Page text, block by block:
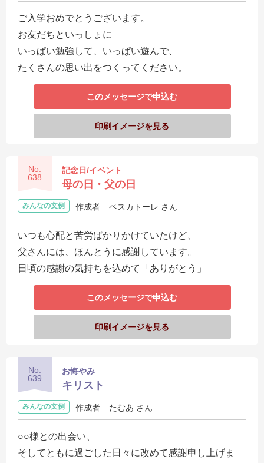
ご入学おめでとうございます。
お友だちといっしょに
いっぱい勉強して、いっぱい遊んで、
たくさんの思い出をつくってください。
このメッセージで申込む
印刷イメージを見る
No.
638
記念日/イベント
母の日・父の日
みんなの文例 作成者 ペスカトーレ さん
いつも心配と苦労ばかりかけていたけど、
父さんには、ほんとうに感謝しています。
日頃の感謝の気持ちを込めて「ありがとう」
このメッセージで申込む
印刷イメージを見る
No.
639
お悔やみ
キリスト
みんなの文例 作成者 たむあ さん
○○様との出会い、
そしてともに過ごした日々に改めて感謝申し上げま